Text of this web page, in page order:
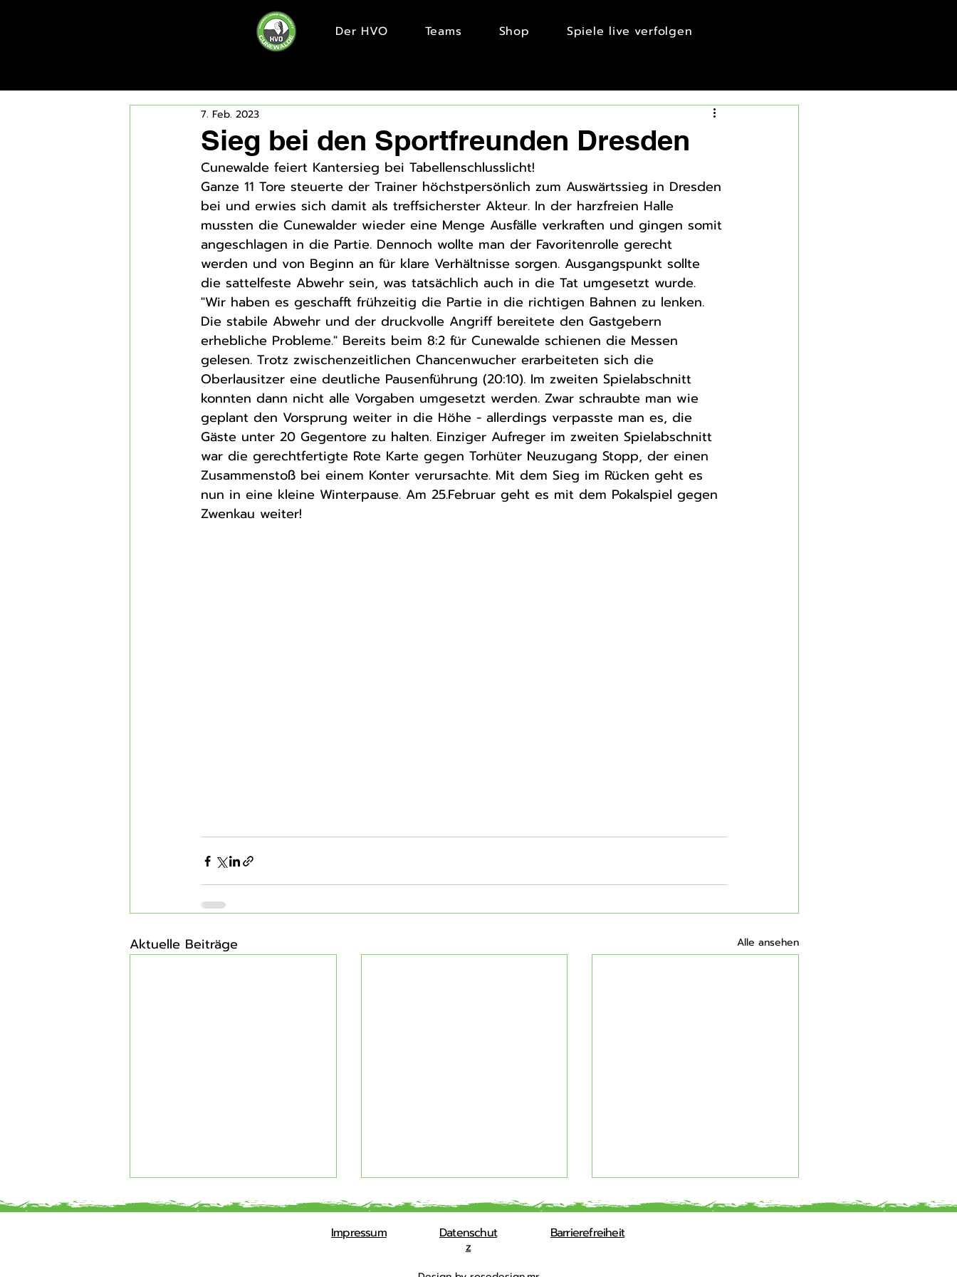
Der HVO Teams Shop Spiele live verfolgen
Sieg bei den Sportfreunden Dresden
7. Feb. 2023
Cunewalde feiert Kantersieg bei Tabellenschlusslicht!
Ganze 11 Tore steuerte der Trainer höchstpersönlich zum Auswärtssieg in Dresden
bei und erwies sich damit als treffsicherster Akteur. In der harzfreien Halle
mussten die Cunewalder wieder eine Menge Ausfälle verkraften und gingen somit
angeschlagen in die Partie. Dennoch wollte man der Favoritenrolle gerecht
werden und von Beginn an für klare Verhältnisse sorgen. Ausgangspunkt sollte
die sattelfeste Abwehr sein, was tatsächlich auch in die Tat umgesetzt wurde.
"Wir haben es geschafft frühzeitig die Partie in die richtigen Bahnen zu lenken.
Die stabile Abwehr und der druckvolle Angriff bereitete den Gastgebern
erhebliche Probleme." Bereits beim 8:2 für Cunewalde schienen die Messen
gelesen. Trotz zwischenzeitlichen Chancenwucher erarbeiteten sich die
Oberlausitzer eine deutliche Pausenführung (20:10). Im zweiten Spielabschnitt
konnten dann nicht alle Vorgaben umgesetzt werden. Zwar schraubte man wie
geplant den Vorsprung weiter in die Höhe - allerdings verpasste man es, die
Gäste unter 20 Gegentore zu halten. Einziger Aufreger im zweiten Spielabschnitt
war die gerechtfertigte Rote Karte gegen Torhüter Neuzugang Stopp, der einen
Zusammenstoß bei einem Konter verursachte. Mit dem Sieg im Rücken geht es
nun in eine kleine Winterpause. Am 25.Februar geht es mit dem Pokalspiel gegen
Zwenkau weiter!
Aktuelle Beiträge Alle ansehen
Impressum
Datenschut
z
Barrierefreiheit